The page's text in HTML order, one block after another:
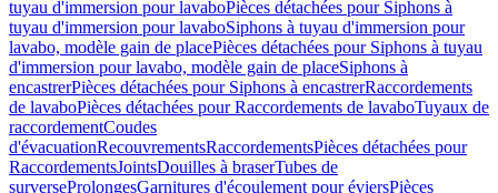
tuyau d'immersion pour lavaboPièces détachées pour Siphons à
tuyau d'immersion pour lavaboSiphons à tuyau d'immersion pour
lavabo, modèle gain de placePièces détachées pour Siphons à tuyau
d'immersion pour lavabo, modèle gain de placeSiphons à
encastrerPièces détachées pour Siphons à encastrerRaccordements
de lavaboPièces détachées pour Raccordements de lavaboTuyaux de
raccordementCoudes
d'évacuationRecouvrementsRaccordementsPièces détachées pour
RaccordementsJointsDouilles à braserTubes de
surverseProlongesGarnitures d'écoulement pour éviersPièces